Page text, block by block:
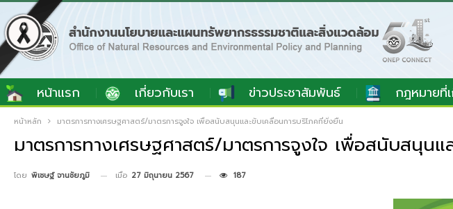
หน้าแรก เกี่ยวกับเรา ข่าวประชาสัมพันธ์ กฎหมายที่
หน้าหลัก มาตรการทางเศรษฐศาสตร์/มาตรการจูงใจ เพื่อสนับสนุนและขับเคลื่อนการบริโภคที่ยั่งยืน
มาตรการทางเศรษฐศาสตร์/มาตรการจูงใจ เพื่อสนับสนุน
โดย พิเชษฐ์ จานชัยภูมิ เมื่อ 27 มิถุนายน 2567 187